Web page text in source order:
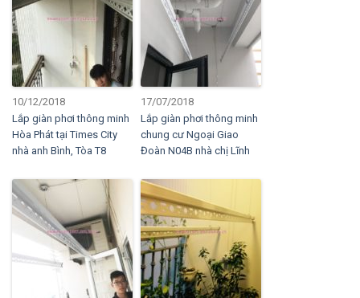
10/12/2018
Lắp giàn phơi thông minh
Hòa Phát tại Times City
nhà anh Bình, Tòa T8
17/07/2018
Lắp giàn phơi thông minh
chung cư Ngoại Giao
Đoàn N04B nhà chị Lĩnh